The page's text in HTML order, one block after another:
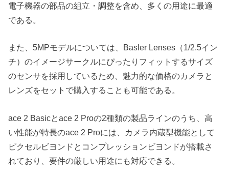
電子機器の部品の組立・調整を含め、多くの用途に最適
である。
また、5MPモデルについては、Basler Lenses（1/2.5イン
チ）のイメージサークルにぴったりフィットするサイズ
のセンサを採用しているため、魅力的な価格のカメラと
レンズをセットで購入することも可能である。
ace 2 Basicとace 2 Proの2種類の製品ラインのうち、高
い性能が特長のace 2 Proには、カメラ内蔵型機能として
ピクセルビヨンドとコンプレッションビヨンドが搭載さ
れており、要件の厳しい用途にも対応できる。